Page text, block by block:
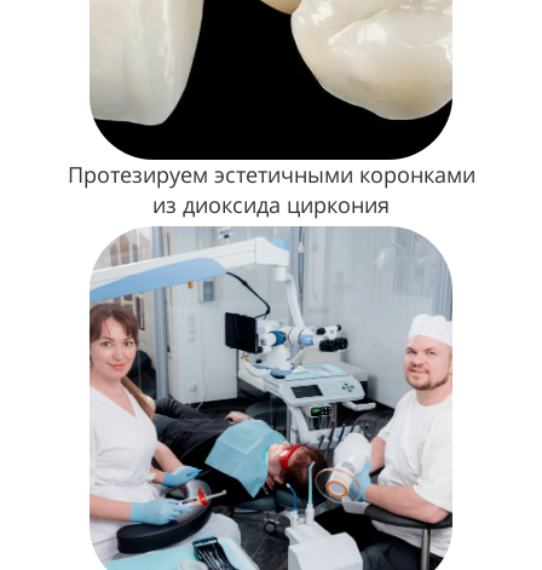
Протезируем эстетичными коронками
из диоксида циркония